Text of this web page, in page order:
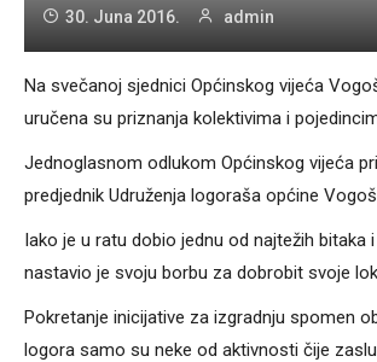
30. Juna 2016. admin
Na svečanoj sjednici Općinskog vijeća
uručena su priznanja kolektivima i
Jednoglasnom odlukom Općinskog vijeća
predjednik Udruženja logoraša općine
Iako je u ratu dobio jednu od najtežih
nastavio je svoju borbu za dobrobit svoje
Pokretanje inicijative za izgradnju spomen
logora samo su neke od aktivnosti čije